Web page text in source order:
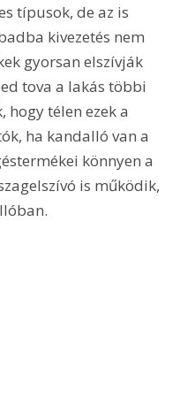
típusok, de az is
kivezetés nem
gyorsan elszívják
tova a lakás többi
hogy télen ezek a
ha kandalló van a
könnyen a
is működik,